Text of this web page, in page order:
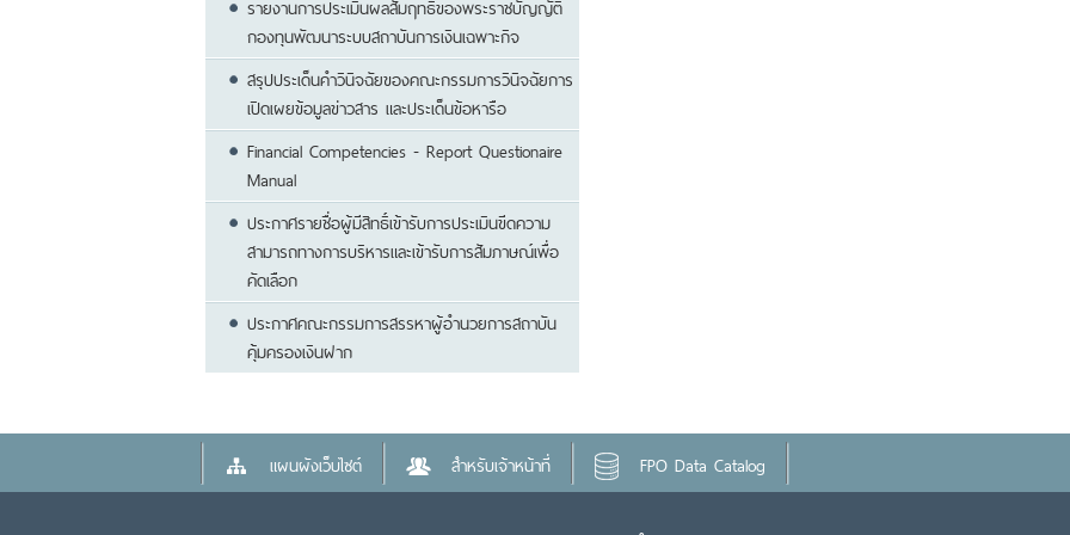
รายงานการประเมินผลสัมฤทธิ์ของพระราชบัญญัติ
กองทุนพัฒนาระบบสถาบันการเงินเฉพาะกิจ
สรุปประเด็นคำวินิจฉัยของคณะกรรมการวินิจฉัยการ
เปิดเผยข้อมูลข่าวสาร และประเด็นข้อหารือ
Financial Competencies - Report Questionaire
Manual
ประกาศรายชื่อผู้มีสิทธิ์เข้ารับการประเมินขีดความ
สามารถทางการบริหารและเข้ารับการสัมภาษณ์เพื่อ
คัดเลือก
ประกาศคณะกรรมการสรรหาผู้อำนวยการสถาบัน
คุ้มครองเงินฝาก
แผนผังเว็บไซต์ สำหรับเจ้าหน้าที่ FPO Data Catalog